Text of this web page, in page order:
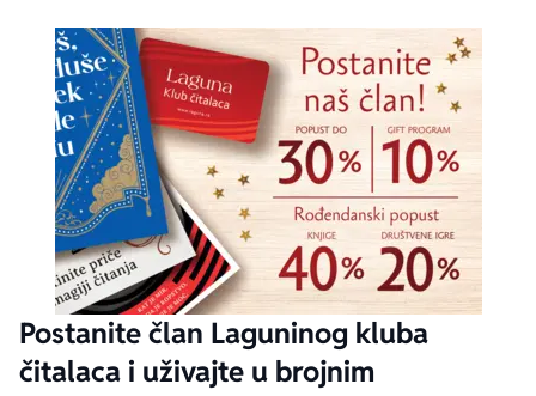
Postanite član Laguninog kluba
čitalaca i uživajte u brojnim